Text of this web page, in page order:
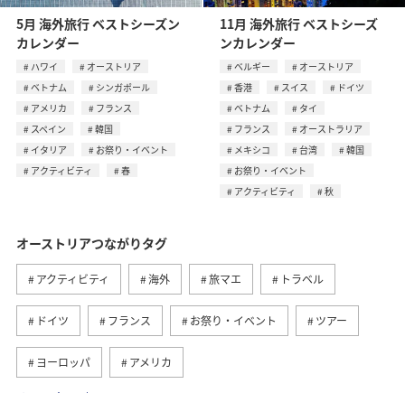
5月 海外旅行 ベストシーズン
カレンダー
ハワイ
オーストリア
ベトナム
シンガポール
アメリカ
フランス
スペイン
韓国
イタリア
お祭り・イベント
アクティビティ
春
11月 海外旅行 ベストシーズ
ンカレンダー
ベルギー
オーストリア
香港
スイス
ドイツ
ベトナム
タイ
フランス
オーストラリア
メキシコ
台湾
韓国
お祭り・イベント
アクティビティ
秋
オーストリアつながりタグ
アクティビティ 海外 旅マエ トラベル
ドイツ フランス お祭り・イベント ツアー
ヨーロッパ アメリカ